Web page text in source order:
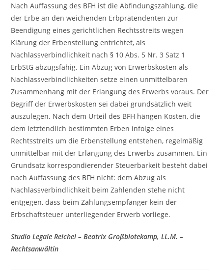
Nach Auffassung des BFH ist die Abfindungszahlung, die
der Erbe an den weichenden Erbprätendenten zur
Beendigung eines gerichtlichen Rechtsstreits wegen
Klärung der Erbenstellung entrichtet, als
Nachlassverbindlichkeit nach § 10 Abs. 5 Nr. 3 Satz 1
ErbStG abzugsfähig. Ein Abzug von Erwerbskosten als
Nachlassverbindlichkeiten setze einen unmittelbaren
Zusammenhang mit der Erlangung des Erwerbs voraus. Der
Begriff der Erwerbskosten sei dabei grundsätzlich weit
auszulegen. Nach dem Urteil des BFH hängen Kosten, die
dem letztendlich bestimmten Erben infolge eines
Rechtsstreits um die Erbenstellung entstehen, regelmäßig
unmittelbar mit der Erlangung des Erwerbs zusammen. Ein
Grundsatz korrespondierender Steuerbarkeit besteht dabei
nach Auffassung des BFH nicht: dem Abzug als
Nachlassverbindlichkeit beim Zahlenden stehe nicht
entgegen, dass beim Zahlungsempfänger kein der
Erbschaftsteuer unterliegender Erwerb vorliege.
Studio Legale Reichel – Beatrix Großblotekamp, LL.M. –
Rechtsanwältin